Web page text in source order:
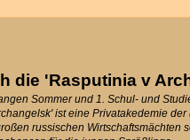
die 'Rasputinia v
Sommer und 1. Schul- und
ist eine Privatakedemie
russischen